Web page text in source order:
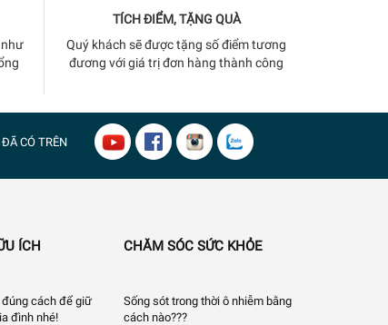
TÍCH ĐIỂM, TẶNG QUÀ
Quý khách sẽ được tặng số điểm tương
đương với giá trị đơn hàng thành công
CÓ TRÊN
ÍCH
cách để giữ
đình nhé!
CHĂM SÓC SỨC KHỎE
Sống sót trong thời ô nhiễm bằng
cách nào???